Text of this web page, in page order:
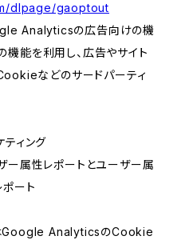
dlpage/gaoptout
Analyticsの広告向けの機
機能を利用し、広告やサイト
などのサードパーティ
ィング
属性レポートとユーザー属
ポート
Google AnalyticsのCookie